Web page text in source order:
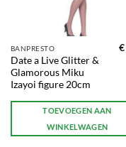
BANPRESTO
Date a Live Glitter &
Glamorous Miku
Izayoi figure 20cm
€
TOEVOEGEN AAN
WINKELWAGEN